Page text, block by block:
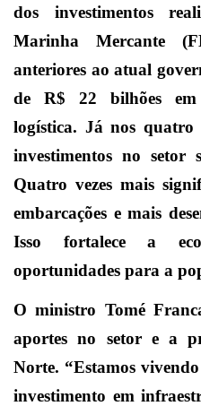
dos investimentos
Marinha Mercante
anteriores ao atual
de R$ 22 bilhões
logística. Já nos quatro
investimentos no setor
Quatro vezes mais
embarcações e mais
Isso fortalece a
oportunidades para a
O ministro Tomé
aportes no setor e a
Norte. “Estamos
investimento em